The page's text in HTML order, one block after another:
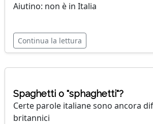
Aiutino: non è in Italia
Continua la lettura
Spaghetti o "sphaghetti"?
Certe parole italiane sono ancora
britannici